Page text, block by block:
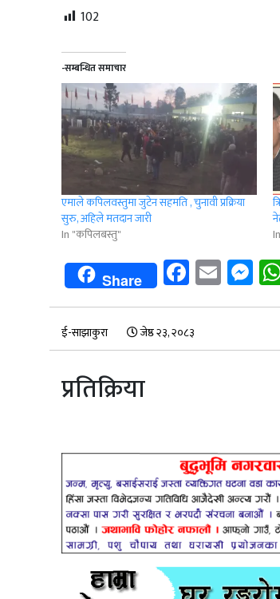
102
-सम्बन्धित समाचार
एमाले कपिलवस्तुमा जुटेन सहमति , चुनावी प्रक्रिया
सुरु, अहिले मतदान जारी
In "कपिलबस्तु"
Share Email
ई-साझाकुरा जेष्ठ २३, २०८३
प्रतिक्रिया